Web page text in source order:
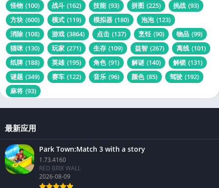
怪物 (100) 战斗 (162) 技能 (93) 拼图 (225) 挑战 (93)
方块 (600) 模式 (119) 模拟器 (180) 泡泡 (123)
消除 (108) 游戏 (3864) 点击 (137) 烹饪 (90) 物品 (99)
猫咪 (130) 玩家 (271) 生存 (109) 益智 (267) 离线 (101)
纸牌 (188) 英雄 (195) 角色 (91) 解谜 (140) 解锁 (131)
谜题 (349) 赛车 (122) 音乐 (96) 颜色 (85) 驾驶 (192)
麻将 (93)
最新应用
Park Town:Match 3 with a story
1.73.4160
RED BRIX WALL
2026-08-09